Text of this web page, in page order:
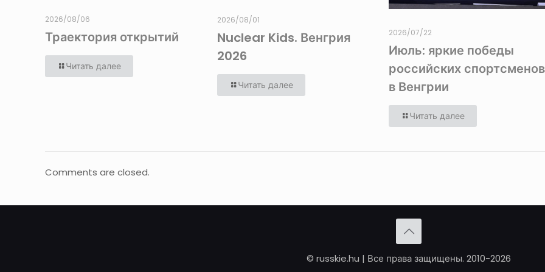
2026/08/06
Траектория открытий
Читать далее
2026/08/01
Nuclear Kids. Венгрия
2026
Читать далее
2026/07/22
Июль: яркие победы
российских спортсменов
в Венгрии
Читать далее
Comments are closed.
© russkie.hu | Все права защищены. 2010-2026